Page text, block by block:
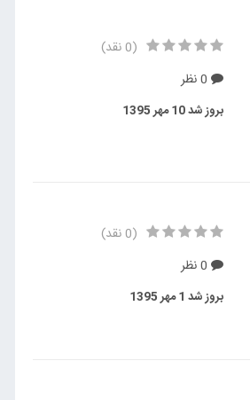
(0 نقد)
بروز شد10 مهر 1395
(0 نقد)
بروز شد 1 مهر 1395